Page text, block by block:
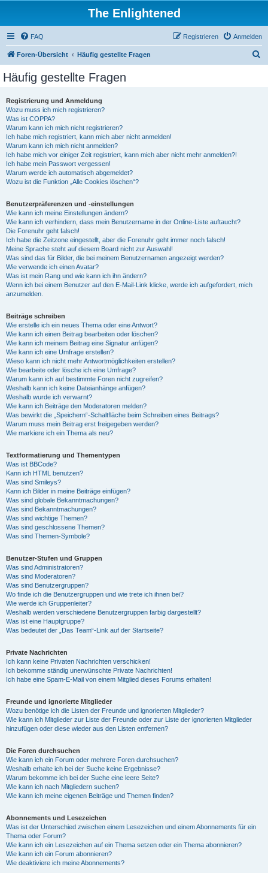
The Enlightened
FAQ Anmelden
Registrieren
Foren-Übersicht Häufig gestellte Fragen
Häufig gestellte Fragen
Registrierung und Anmeldung
Wozu muss ich mich registrieren?
Was ist COPPA?
Warum kann ich mich nicht registrieren?
Ich habe mich registriert, kann mich aber nicht anmelden!
Warum kann ich mich nicht anmelden?
Ich habe mich vor einiger Zeit registriert, kann mich aber nicht mehr anmelden?!
Ich habe mein Passwort vergessen!
Warum werde ich automatisch abgemeldet?
Wozu ist die Funktion „Alle Cookies löschen“?
Benutzerpräferenzen und -einstellungen
Wie kann ich meine Einstellungen ändern?
Wie kann ich verhindern, dass mein Benutzername in der Online-Liste auftaucht?
Die Forenuhr geht falsch!
Ich habe die Zeitzone eingestellt, aber die Forenuhr geht immer noch falsch!
Meine Sprache steht auf diesem Board nicht zur Auswahl!
Was sind das für Bilder, die bei meinem Benutzernamen angezeigt werden?
Wie verwende ich einen Avatar?
Was ist mein Rang und wie kann ich ihn ändern?
Wenn ich bei einem Benutzer auf den E-Mail-Link klicke, werde ich aufgefordert, mich
anzumelden.
Beiträge schreiben
Wie erstelle ich ein neues Thema oder eine Antwort?
Wie kann ich einen Beitrag bearbeiten oder löschen?
Wie kann ich meinem Beitrag eine Signatur anfügen?
Wie kann ich eine Umfrage erstellen?
Wieso kann ich nicht mehr Antwortmöglichkeiten erstellen?
Wie bearbeite oder lösche ich eine Umfrage?
Warum kann ich auf bestimmte Foren nicht zugreifen?
Weshalb kann ich keine Dateianhänge anfügen?
Weshalb wurde ich verwarnt?
Wie kann ich Beiträge den Moderatoren melden?
Was bewirkt die „Speichern“-Schaltfläche beim Schreiben eines Beitrags?
Warum muss mein Beitrag erst freigegeben werden?
Wie markiere ich ein Thema als neu?
Textformatierung und Thementypen
Was ist BBCode?
Kann ich HTML benutzen?
Was sind Smileys?
Kann ich Bilder in meine Beiträge einfügen?
Was sind globale Bekanntmachungen?
Was sind Bekanntmachungen?
Was sind wichtige Themen?
Was sind geschlossene Themen?
Was sind Themen-Symbole?
Benutzer-Stufen und Gruppen
Was sind Administratoren?
Was sind Moderatoren?
Was sind Benutzergruppen?
Wo finde ich die Benutzergruppen und wie trete ich ihnen bei?
Wie werde ich Gruppenleiter?
Weshalb werden verschiedene Benutzergruppen farbig dargestellt?
Was ist eine Hauptgruppe?
Was bedeutet der „Das Team“-Link auf der Startseite?
Private Nachrichten
Ich kann keine Privaten Nachrichten verschicken!
Ich bekomme ständig unerwünschte Private Nachrichten!
Ich habe eine Spam-E-Mail von einem Mitglied dieses Forums erhalten!
Freunde und ignorierte Mitglieder
Wozu benötige ich die Listen der Freunde und ignorierten Mitglieder?
Wie kann ich Mitglieder zur Liste der Freunde oder zur Liste der ignorierten Mitglieder
hinzufügen oder diese wieder aus den Listen entfernen?
Die Foren durchsuchen
Wie kann ich ein Forum oder mehrere Foren durchsuchen?
Weshalb erhalte ich bei der Suche keine Ergebnisse?
Warum bekomme ich bei der Suche eine leere Seite?
Wie kann ich nach Mitgliedern suchen?
Wie kann ich meine eigenen Beiträge und Themen finden?
Abonnements und Lesezeichen
Was ist der Unterschied zwischen einem Lesezeichen und einem Abonnements für ein
Thema oder Forum?
Wie kann ich ein Lesezeichen auf ein Thema setzen oder ein Thema abonnieren?
Wie kann ich ein Forum abonnieren?
Wie deaktiviere ich meine Abonnements?